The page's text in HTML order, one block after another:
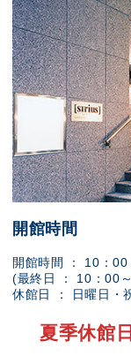
開館時間
開館時間 ： 10：
(最終日 ： 10：00
休館日 ： 日曜日・
夏季休館